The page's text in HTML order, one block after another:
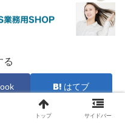
る
はてブ
コピー
トップ サイドバー